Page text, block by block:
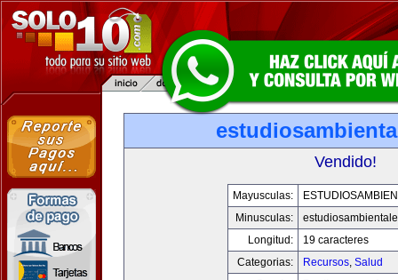
Vendido!
Mayusculas:
Minusculas:
Longitud:
19 caracteres
Categorias:
Recursos, Salud